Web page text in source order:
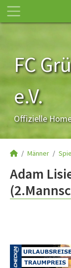
FC
e.V.
Offizielle
Männer
Adam